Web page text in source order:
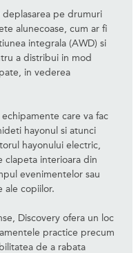
pe drumuri
alunecoase, cum ar fi
integrala (AWD) si
a distribui in mod
in vederea
care va fac
hayonul si atunci
hayonului electric,
clapeta interioara din
evenimentelor sau
ale copiilor.
Discovery ofera un loc
practice precum
de a rabata